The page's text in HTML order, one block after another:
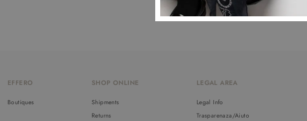
EFFERO
Boutiques
SHOP ONLINE
Shipments
Returns
LEGAL AREA
Legal Info
Trasparenaza/Aiuto